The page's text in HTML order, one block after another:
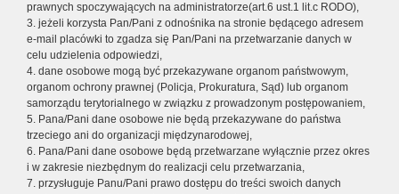
prawnych spoczywających na administratorze(art.6 ust.1 lit.c RODO),
3. jeżeli korzysta Pan/Pani z odnośnika na stronie będącego adresem
e-mail placówki to zgadza się Pan/Pani na przetwarzanie danych w
celu udzielenia odpowiedzi,
4. dane osobowe mogą być przekazywane organom państwowym,
organom ochrony prawnej (Policja, Prokuratura, Sąd) lub organom
samorządu terytorialnego w związku z prowadzonym postępowaniem,
5. Pana/Pani dane osobowe nie będą przekazywane do państwa
trzeciego ani do organizacji międzynarodowej,
6. Pana/Pani dane osobowe będą przetwarzane wyłącznie przez okres
i w zakresie niezbędnym do realizacji celu przetwarzania,
7. przysługuje Panu/Pani prawo dostępu do treści swoich danych